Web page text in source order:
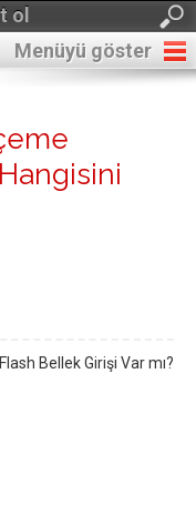
ol
Menüyü göster
Bellek Girişi Var mı?